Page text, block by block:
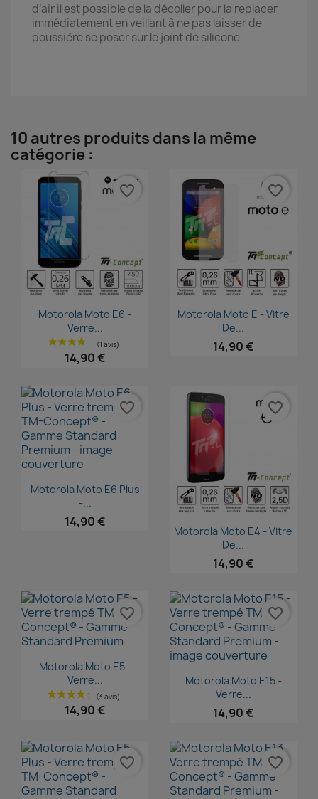
d’air il est possible de la décoller pour la replacer
immédiatement en veillant à ne pas laisser de
poussière se poser sur le joint de silicone
10 autres produits dans la même
catégorie :
Aperçu rapide
Motorola Moto E6 -
Verre...
14,90 €
favorite_border
Aperçu rapide
Motorola Moto E - Vitre
De...
14,90 €
favorite_border
Aperçu rapide
Motorola Moto E6 Plus
-...
14,90 €
favorite_border
Aperçu rapide
Motorola Moto E4 - Vitre
De...
14,90 €
favorite_border
Aperçu rapide
Motorola Moto E5 -
Verre...
14,90 €
favorite_border
Aperçu rapide
Motorola Moto E15 -
Verre...
14,90 €
favorite_border
favorite_border favorite_border